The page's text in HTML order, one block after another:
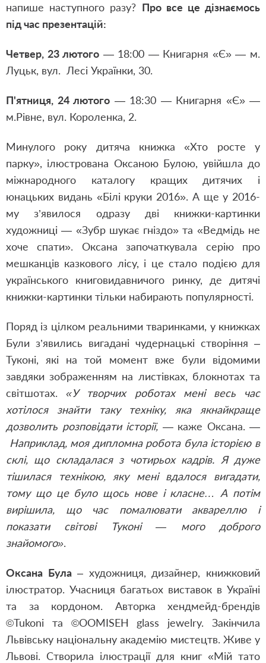
напише наступного разу? Про все це дізнаємось
під час презентацій:
Четвер, 23 лютого — 18:00 — Книгарня «Є» — м.
Луцьк, вул. Лесі Українки, 30.
П'ятниця, 24 лютого — 18:30 — Книгарня «Є» —
м.Рівне, вул. Короленка, 2.
Минулого року дитяча книжка «Хто росте у
парку», ілюстрована Оксаною Булою, увійшла до
міжнародного каталогу кращих дитячих і
юнацьких видань «Білі круки 2016». А ще у 2016-
му з’явилося одразу дві книжки-картинки
художниці — «Зубр шукає гніздо» та «Ведмідь не
хоче спати». Оксана започаткувала серію про
мешканців казкового лісу, і це стало подією для
українського книговидавничого ринку, де дитячі
книжки-картинки тільки набирають популярності.
Поряд із цілком реальними тваринками, у книжках
Були з’явились вигадані чудернацькі створіння –
Туконі, які на той момент вже були відомими
завдяки зображенням на листівках, блокнотах та
світшотах.«У творчих роботах мені весь час
хотілося знайти таку техніку, яка якнайкраще
дозволить розповідати історії, — каже Оксана. —
Наприклад, моя дипломна робота була історією в
склі, що складалася з чотирьох кадрів. Я дуже
тішилася технікою, яку мені вдалося вигадати,
тому що це було щось нове і класне… А потім
вирішила, що час помалювати аквареллю і
показати світові Туконі — мого доброго
знайомого».
Оксана Була– художниця, дизайнер, книжковий
ілюстратор. Учасниця багатьох виставок в Україні
та за кордоном. Авторка хендмейд-брендів
©Tukoni та ©OOMISEH glass jewelry. Закінчила
Львівську національну академію мистецтв. Живе у
Львові. Створила ілюстрації для книг «Мій тато